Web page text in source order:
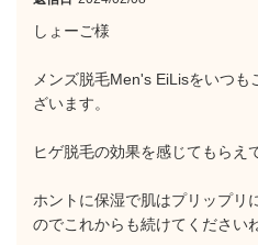
しょーご様
メンズ脱毛Men's EiLisをいつ
ざいます。
ヒゲ脱毛の効果を感じてもらえ
ホントに保湿で肌はプリップリ
のでこれからも続けてください